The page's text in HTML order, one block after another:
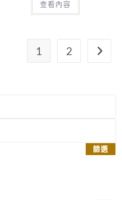
篩選
查看內容
1 2